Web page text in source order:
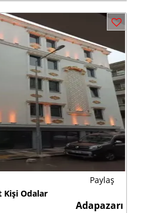
Kişi Odalar
Adapazarı
Paylaş